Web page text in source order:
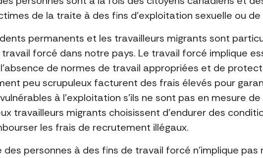
de la traite à des fins d’exploitation sexuelle ou de
permanents et les travailleurs migrants sont
forcé dans notre pays. Le travail forcé implique
de normes de travail appropriées et de
peu scrupuleux facturent des frais élevés pour
à l’exploitation s’ils ne sont pas en mesure
travailleurs migrants choisissent d’endurer des
les frais de recrutement illégaux.
personnes à des fins de travail forcé n’implique